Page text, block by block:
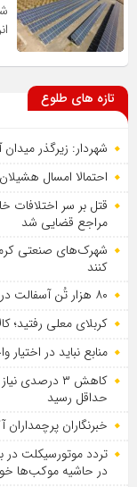
تازه های طلوع
شهردار: زیرگذر
احتمالا امسال
قتل بر سر اختلافات
مراجع قضایی شد
شهرک‌های صنعتی
کنند
۸۰ هزار تُن آسفالت در معابر شهری کرمانشاه اجرا شد
کربلای معلی رفتید؛
منابع نباید در
کاهش ۳
حداقل رسید
خبرنگاران
تردد موتورسیکلت در
در حاشیه موکب‌ها